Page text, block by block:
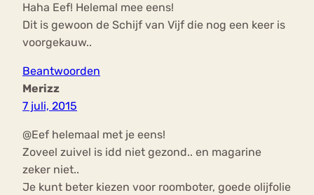
Haha Eef! Helemal mee eens!
Dit is gewoon de Schijf van Vijf die nog een keer is
voorgekauw..
Beantwoorden
Merizz
7 juli, 2015
@Eef helemaal met je eens!
Zoveel zuivel is idd niet gezond.. en magarine
zeker niet..
Je kunt beter kiezen voor roomboter, goede olijfolie